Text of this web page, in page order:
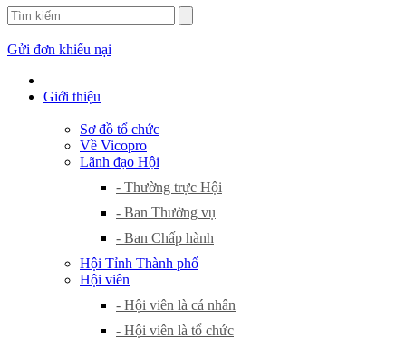
Gửi đơn khiếu nại
Giới thiệu
Sơ đồ tổ chức
Về Vicopro
Lãnh đạo Hội
- Thường trực Hội
- Ban Thường vụ
- Ban Chấp hành
Hội Tỉnh Thành phố
Hội viên
- Hội viên là cá nhân
- Hội viên là tổ chức